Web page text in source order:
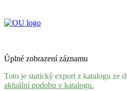
Úplné zobrazení záznamu
Toto je statický export z katalogu ze
aktuální podobu v katalogu.